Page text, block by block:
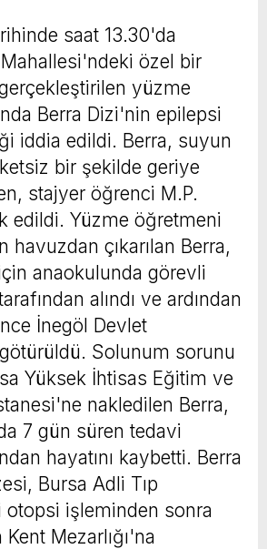
saat 13.30'da
özel bir
yüzme
Berra Dizi'nin epilepsi
iddia edildi. Berra, suyun
bir şekilde geriye
stajyer öğrenci M.P.
edildi. Yüzme öğretmeni
havuzdan çıkarılan Berra,
anaokulunda görevli
alındı ve ardından
İnegöl Devlet
Solunum sorunu
Yüksek İhtisas Eğitim ve
nakledilen Berra,
7 gün süren tedavi
hayatını kaybetti. Berra
Bursa Adli Tıp
otopsi işleminden sonra
Mezarlığı'na